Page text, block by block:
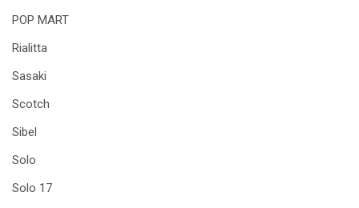
POP MART
Rialitta
Sasaki
Scotch
Sibel
Solo
Solo 17